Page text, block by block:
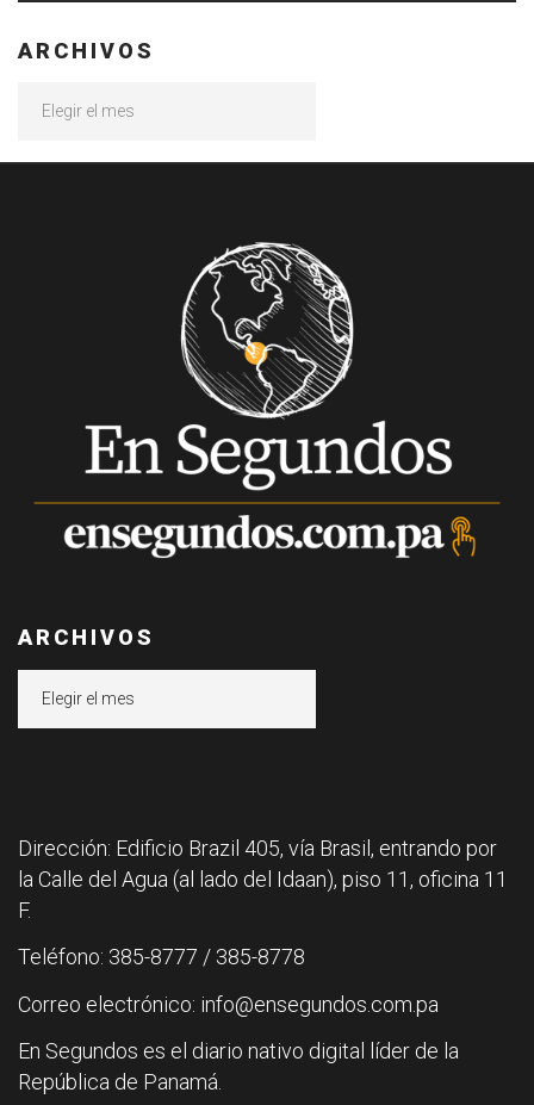
ARCHIVOS
ARCHIVOS
Dirección: Edificio Brazil 405, vía Brasil, entrando por
la Calle del Agua (al lado del Idaan), piso 11, oficina 11
F.
Teléfono: 385-8777 / 385-8778
Correo electrónico: info@ensegundos.com.pa
En Segundos es el diario nativo digital líder de la
República de Panamá.